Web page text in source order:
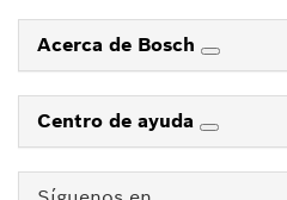
Acerca de Bosch
Centro de ayuda